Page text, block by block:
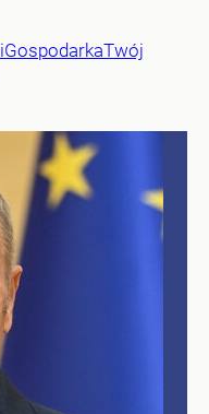
GospodarkaTwój